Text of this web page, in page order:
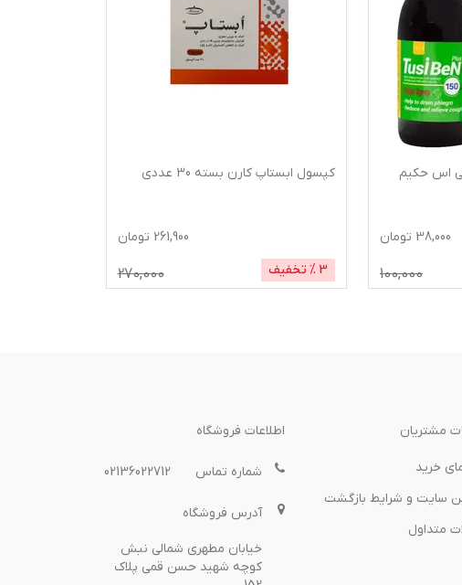
اس حکیم
38,000 تومان
100,000
کپسول ابستاپ کارن بسته 30 عددی
261,900 تومان
3 % تخفیف 270,000
مشتریان
خرید
سایت و شرایط بازگشت
متداول
اطلاعات فروشگاه
شماره تماس 02136022712
آدرس فروشگاه
خیابان مطهری شمالی نبش
کوچه شهید حسن قمی پلاک